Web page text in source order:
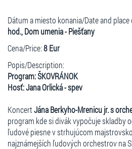
Dátum a miesto konania/Date and place
hod., Dom umenia - Piešťany
Cena/Price:8 Eur
Popis/Description:
Program: ŠKOVRÁNOK
Hosť: Jana Orlická - spev
KoncertJána Berkyho-Mrenicu jr. s
program kde si divák vypočuje skladby
ľudové piesne v strhujúcom
najznámejších ľudových orchestrov na